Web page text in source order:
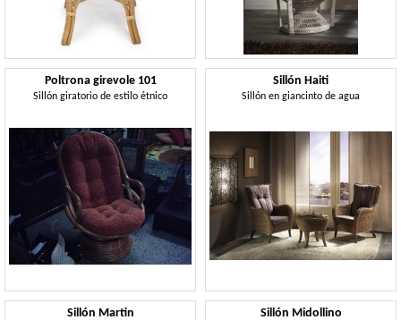
Poltrona girevole 101
Sillón giratorio de estilo étnico
Sillón Haiti
Sillón en giancinto de agua
Sillón Martin Sillón Midollino